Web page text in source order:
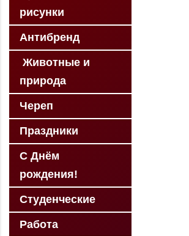
рисунки
Антибренд
Животные и
природа
Череп
Праздники
С Днём
рождения!
Студенческие
Работа